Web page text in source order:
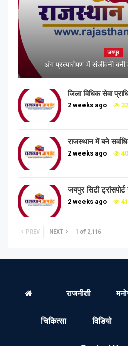
जयपुर
अंग प्रत्यारोपण में संजीवनी
जिला विधिक सेवा
2 weeks ago 32
राजस्थान में बने
2 weeks ago 40
जयपुर सिटी
2 weeks ago 41
PREV NEXT 1 of 2,116
राजनीती
चिकित्सा विडियो